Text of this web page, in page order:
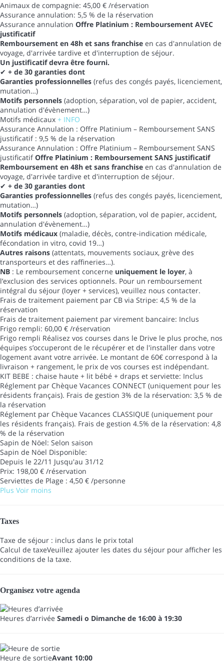
Animaux de compagnie: 45,00 € /réservation
Assurance annulation: 5,5 % de la réservation
Assurance annulation Offre Platinium : Remboursement AVEC
justificatif
Remboursement en 48h et sans franchise en cas d'annulation de
voyage, d'arrivée tardive et d'interruption de séjour.
Un justificatif devra être fourni.
✔ + de 30 garanties dont
Garanties professionnelles (refus des congés payés, licenciement,
mutation…)
Motifs personnels (adoption, séparation, vol de papier, accident,
annulation d'évènement…)
Motifs médicaux + INFO
Assurance Annulation : Offre Platinium – Remboursement SANS
justificatif : 9,5 % de la réservation
Assurance Annulation : Offre Platinium – Remboursement SANS
justificatifOffre Platinium : Remboursement SANS justificatif
Remboursement en 48h et sans franchise en cas d'annulation de
voyage, d'arrivée tardive et d'interruption de séjour.
✔ + de 30 garanties dont
Garanties professionnelles (refus des congés payés, licenciement,
mutation…)
Motifs personnels (adoption, séparation, vol de papier, accident,
annulation d'évènement…)
Motifs médicaux (maladie, décès, contre-indication médicale,
fécondation in vitro, covid 19…)
Autres raisons (attentats, mouvements sociaux, grève des
transporteurs et des raffineries…).
NB : Le remboursement concerne uniquement le loyer, à
l’exclusion des services optionnels. Pour un remboursement
intégral du séjour (loyer + services), veuillez nous contacter.
Frais de traitement paiement par CB via Stripe: 4,5 % de la
réservation
Frais de traitement paiement par virement bancaire: Inclus
Frigo rempli: 60,00 € /réservation
Frigo rempli Réalisez vos courses dans le Drive le plus proche, nos
équipes s’occuperont de le récupérer et de l'installer dans votre
logement avant votre arrivée. Le montant de 60€ correspond à la
livraison + rangement, le prix de vos courses est indépendant.
KIT BEBE : chaise haute + lit bébé + draps et serviette: Inclus
Réglement par Chèque Vacances CONNECT (uniquement pour les
résidents français). Frais de gestion 3% de la réservation: 3,5 % de
la réservation
Réglement par Chèque Vacances CLASSIQUE (uniquement pour
les résidents français). Frais de gestion 4.5% de la réservation: 4,8
% de la réservation
Sapin de Nöel: Selon saison
Sapin de Nöel Disponible:
Depuis le 22/11 Jusqu'au 31/12
Prix: 198,00 € /réservation
Serviettes de Plage : 4,50 € /personne
Plus Voir moins
Taxes
Taxe de séjour : inclus dans le prix total
Calcul de taxeVeuillez ajouter les dates du séjour pour afficher les
conditions de la taxe.
Organisez votre agenda
Heures d’arrivée Samedi o Dimanche de 16:00 à 19:30
Heure de sortieAvant 10:00